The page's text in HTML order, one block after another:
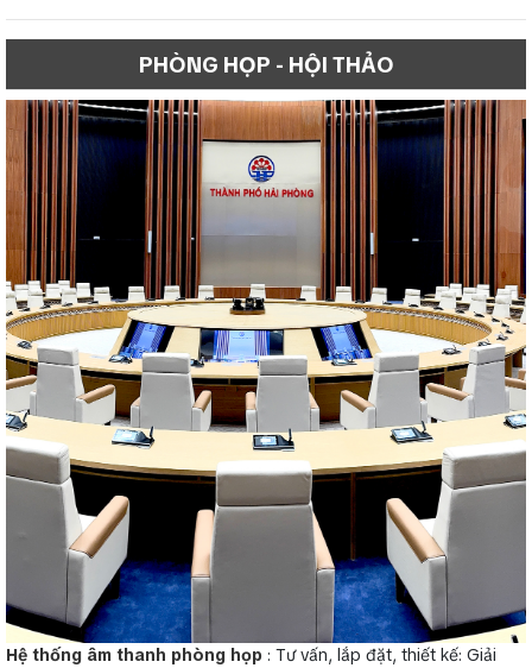
PHÒNG HỌP - HỘI THẢO
Hệ thống âm thanh phòng họp : Tư vấn, lắp đặt, thiết kế: Giải